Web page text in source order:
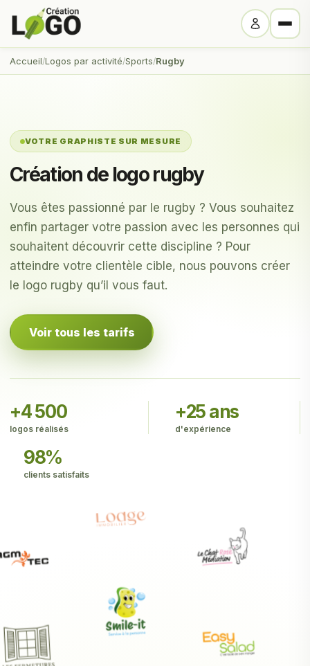
Accueil Logos par activité Sports Rugby
VOTRE GRAPHISTE SUR MESURE
Création de logo rugby
Vous êtes passionné par le rugby ? Vous souhaitez
enfin partager votre passion avec les personnes qui
souhaitent découvrir cette discipline ? Pour
atteindre votre clientèle cible, nous pouvons créer
le logo rugby qu’il vous faut.
Voir tous les tarifs
+4 500
logos réalisés
+25 ans
d'expérience
98%
clients satisfaits